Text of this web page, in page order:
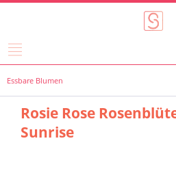
Essbare Blumen
Rosie Rose
Sunrise